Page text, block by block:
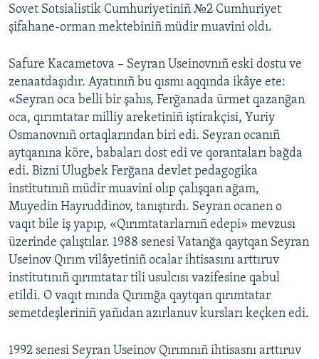
Sovet Sotsialistik Cumhuriyetiniñ №2 Cumhuriyet
şifahane-orman mektebiniñ müdir muavini oldı.
Safure Kacametova – Seyran Useinovnıñ eski dostu ve
zenaatdaşıdır. Ayatınıñ bu qısmı aqqında ikâye ete:
«Seyran oca belli bir şahıs, Ferğanada ürmet qazanğan
oca, qırımtatar milliy areketiniñ iştirakçisi, Yuriy
Osmanovnıñ ortaqlarından biri edi. Seyran ocanıñ
aytqanına köre, babaları dost edi ve qorantaları bağda
edi. Bizni Ulugbek Ferğana devlet pedagogika
institutınıñ müdir muavini olıp çalışqan ağam,
Muyedin Hayruddinov, tanıştırdı. Seyran ocanen o
vaqıt bile iş yapıp, «Qırımtatarlarnıñ edepi» mevzusı
üzerinde çalıştılar. 1988 senesi Vatanğa qaytqan Seyran
Useinov Qırım vilâyetiniñ ocalar ihtisasını arttıruv
institutınıñ qırımtatar tili usulcısı vazifesine qabul
etildi. O vaqıt mında Qırımğa qaytqan qırımtatar
semetdeşleriniñ yañıdan azırlanuv kursları keçken edi.
1992 senesi Seyran Useinov Qırımnıñ ihtisasnı arttıruv